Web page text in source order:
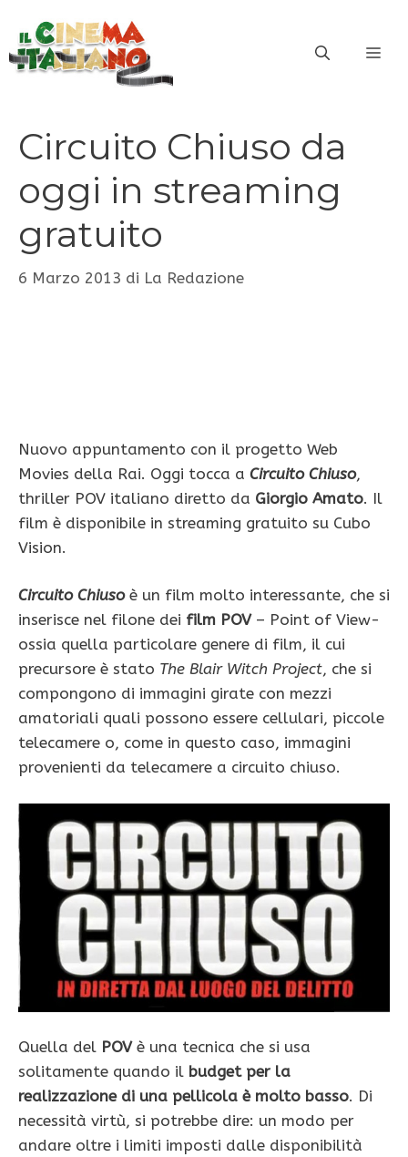
contenuto
Circuito Chiuso da
oggi in streaming
gratuito
6 Marzo 2013 di La Redazione
Nuovo appuntamento con il progetto Web
Movies della Rai. Oggi tocca a Circuito Chiuso,
thriller POV italiano diretto da Giorgio Amato. Il
film è disponibile in streaming gratuito su Cubo
Vision.
Circuito Chiusoè un film molto interessante, che si
inserisce nel filone dei film POV– Point of View-
ossia quella particolare genere di film, il cui
precursore è stato The Blair Witch Project, che si
compongono di immagini girate con mezzi
amatoriali quali possono essere cellulari, piccole
telecamere o, come in questo caso, immagini
provenienti da telecamere a circuito chiuso.
Quella del POVè una tecnica che si usa
solitamente quando il budget per la
realizzazione di una pellicola è molto basso. Di
necessità virtù, si potrebbe dire: un modo per
andare oltre i limiti imposti dalle disponibilità